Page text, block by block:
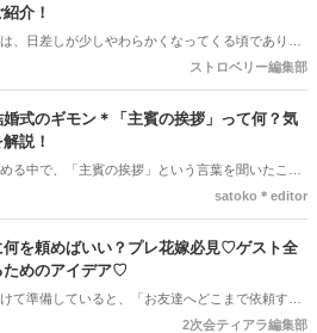
介！
、日差しが少しやわらかくなってくる頃であり、
動的がみなぎってくる季節。同時に、おいしいもの
しょう♪
ストロベリー編集部
式のギモン＊「主賓の挨拶」って何？気
説！
る中で、「主賓の挨拶」という言葉を聞いたこと
ではないでしょうか＊ですが、具体的に何をするの
式を挙げる新郎新婦さんにとっては、「どんな基
」「頼まれた側はどんなことを話すの？」とギモ
もあるかと思います＊そこで今回の記事では、
いての基本的な知識やお願いする相手の選び方、
satoko＊editor
何を頼めばいい？プレ花嫁必見♡ゲスト全
ためのアイデア♡
て準備していると、「お友達へどこまで依頼する
いる花嫁さんを多く見かけます◎ 「二次会の幹事を
2次会ティアラ編集部